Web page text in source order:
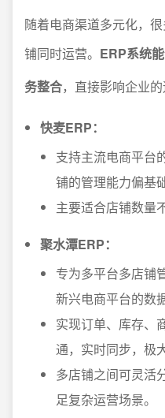
随着电商渠道多元化，
铺同时运营。 ERP系统
务整合，直接影响企业
快麦ERP：
支持主流电商平台
铺的管理能力偏基础
主要适合店铺数量
聚水潭ERP：
专为多平台多店铺
新兴电商平台的数
实现订单、库存、
通，实时同步，极
多店铺之间可灵活
足复杂运营场景。